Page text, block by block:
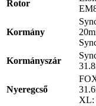
Rotor
Kormány
Kormányszár
Nyeregcső
XL: